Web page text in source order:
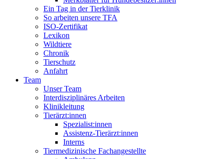
Ein Tag in der Tierklinik
So arbeiten unsere TFA
ISO-Zertifikat
Lexikon
Wildtiere
Chronik
Tierschutz
Anfahrt
Team
Unser Team
Interdisziplinäres Arbeiten
Klinikleitung
Tierärzt:innen
Spezialist:innen
Assistenz-Tierärzt:innen
Interns
Tiermedizinische Fachangestellte